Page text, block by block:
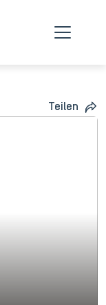
Teilen